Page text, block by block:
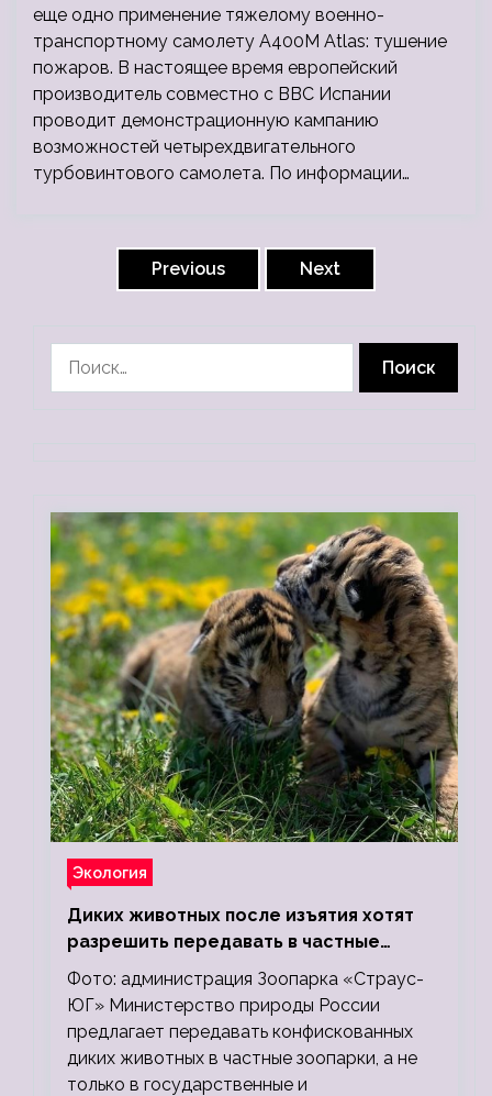
еще одно применение тяжелому военно-
транспортному самолету A400M Atlas: тушение
пожаров. В настоящее время европейский
производитель совместно с ВВС Испании
проводит демонстрационную кампанию
возможностей четырехдвигательного
турбовинтового самолета. По информации…
Previous Next
Экология
Диких животных после изъятия хотят
разрешить передавать в частные
зоопарки
Фото: администрация Зоопарка «Страус-
ЮГ» Министерство природы России
предлагает передавать конфискованных
диких животных в частные зоопарки, а не
только в государственные и